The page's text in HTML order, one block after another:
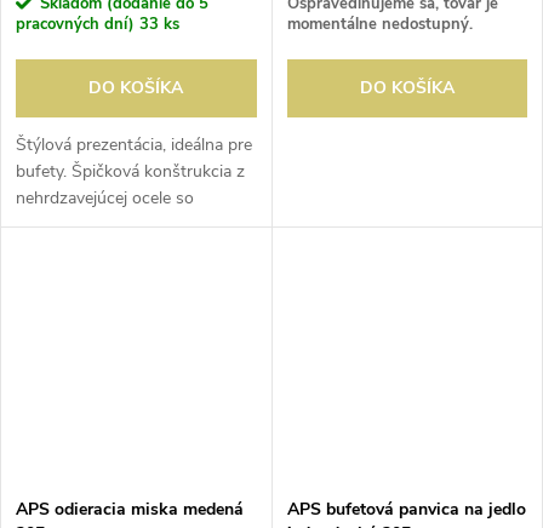
pracovných dní) 33 ks
DO KOŠÍKA
Štýlová prezentácia, ideálna pre
bufety. Špičková konštrukcia z
nehrdzavejúcej ocele so
sklenenými časťami vo
momentálne nedostupný.
DO KOŠÍKA
APS odieracia miska medená
APS bufetová panvica na jedlo